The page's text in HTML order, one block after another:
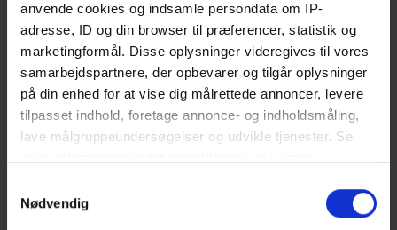
anvende cookies og indsamle persondata om IP-
adresse, ID og din browser til præferencer, statistik og
marketingformål. Disse oplysninger videregives til vores
samarbejdspartnere, der opbevarer og tilgår oplysninger
på din enhed for at vise dig målrettede annoncer, levere
tilpasset indhold, foretage annonce- og indholdsmåling,
lave målgruppeundersøgelser og udvikle tjenester. Se
tilbage eller ændre indstillinger fra vores
"Cookiedeklaration", eller ved at trykke på "Privacy
Nødvendig
Mød oplægsholderne
Erick Thürmer – AI, grøn
omstilling og robust ledelse
Han inspirerer til at skabe robuste, fremtidssikrede
virksomheder og har bl.a.: